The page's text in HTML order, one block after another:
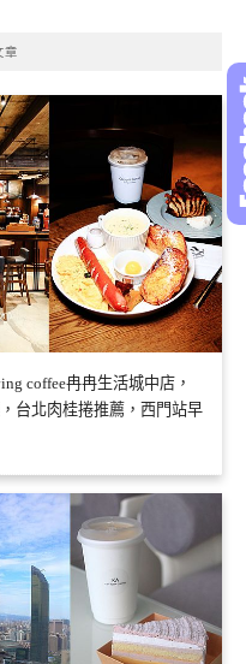
章
coffee冉冉生活城中店，
台北肉桂捲推薦，西門站早